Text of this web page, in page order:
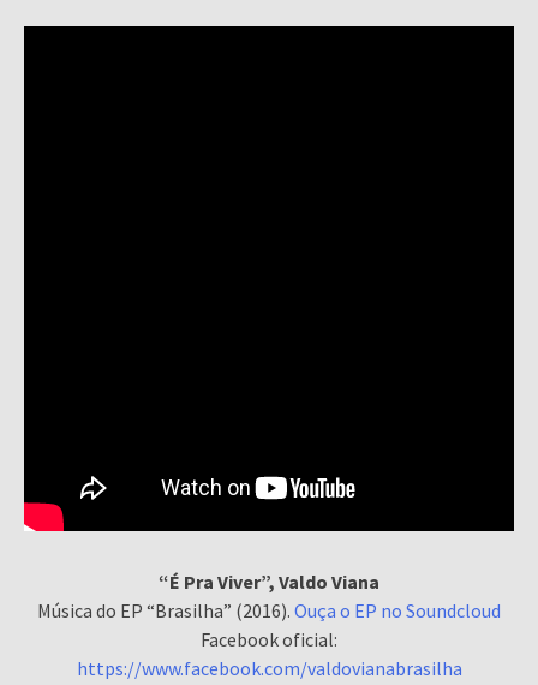
“É Pra Viver”, Valdo Viana
Música do EP “Brasilha” (2016). Ouça o EP no Soundcloud
Facebook oficial:
https://www.facebook.com/valdovianabrasilha